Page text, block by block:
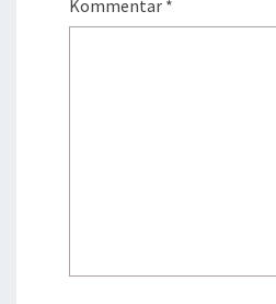
Kommentar *